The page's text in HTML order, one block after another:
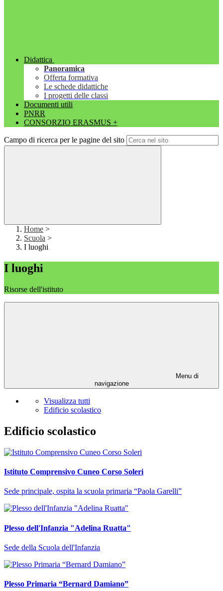
Didattica
Panoramica
Offerta formativa
Le schede didattiche
I progetti delle classi
Documenti utili
PNRR
CONSORZIO ERASMUS +
Campo di ricerca per le pagine del sito
Home >
Scuola >
I luoghi
I luoghi
Risorse dell'istituto
Menu di
navigazione
Visualizza tutti
Edificio scolastico
Edificio scolastico
Istituto Comprensivo Cuneo Corso Soleri
Sede principale, ospita la scuola primaria “Paola Garelli”
Plesso dell'Infanzia "Adelina Ruatta"
Sede della Scuola dell'Infanzia
Plesso Primaria “Bernard Damiano”